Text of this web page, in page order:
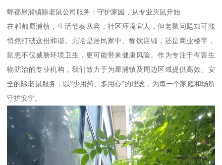
郫都犀浦镇除老鼠公司服务：守护家园，从专业灭鼠开始
在郫都犀浦镇，生活节奏从容，社区环境宜人，但老鼠问题却可能
悄然打破这份和谐。无论是居民家中、餐饮店铺，还是商业楼宇，
鼠患不仅威胁环境卫生，更可能带来健康风险。作为专注于有害生
物防治的专业机构，我们致力于为犀浦镇及周边区域提供高效、安
全的除老鼠服务，以“少用药、多用心”的理念，为每一个家庭和场所
守护安宁。